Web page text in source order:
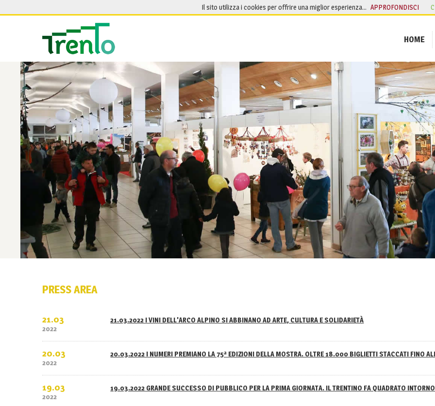
HOME
PRESS AREA
21.03
2022
21.03.2022 I VINI DELL'ARCO ALPINO SI ABBINANO AD ARTE, CULTURA E SOLIDARIETÀ
20.03
2022
20.03.2022 I NUMERI PREMIANO LA 75ª EDIZIONI DELLA MOSTRA. OLTRE 18.000 BIGLIETTI STACCATI FINO
19.03
2022
19.03.2022 GRANDE SUCCESSO DI PUBBLICO PER LA PRIMA GIORNATA. IL TRENTINO FA QUADRATO
Il sito utilizza i cookies per offrire una miglior esperienza… APPROFONDISCI